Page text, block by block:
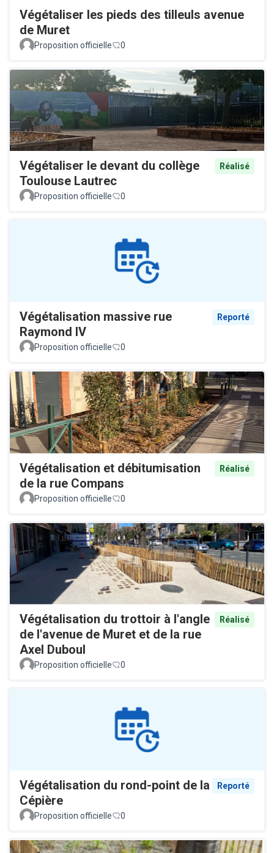
Végétaliser les pieds des tilleuls avenue
de Muret
Proposition officielle 0
Végétaliser le devant du collège
Toulouse Lautrec
Réalisé
Proposition officielle 0
Végétalisation massive rue
Raymond IV
Reporté
Proposition officielle 0
Végétalisation et débitumisation
de la rue Compans
Réalisé
Proposition officielle 0
Végétalisation du trottoir à l'angle
de l'avenue de Muret et de la rue
Axel Duboul
Réalisé
Proposition officielle 0
Végétalisation du rond-point de la
Cépière
Reporté
Proposition officielle 0